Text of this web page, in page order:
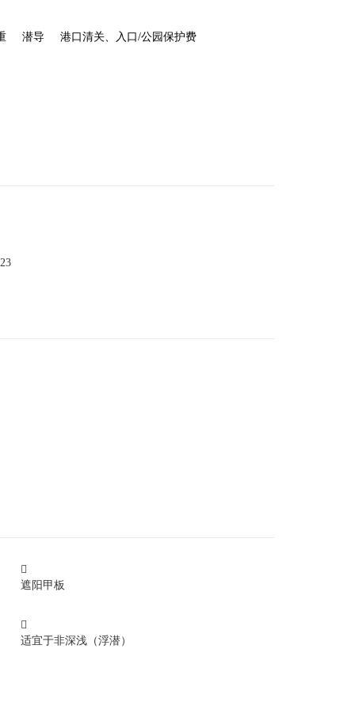
潜导
港口清关、入口/公园保护费

遮阳甲板

适宜于非深浅（浮潜）